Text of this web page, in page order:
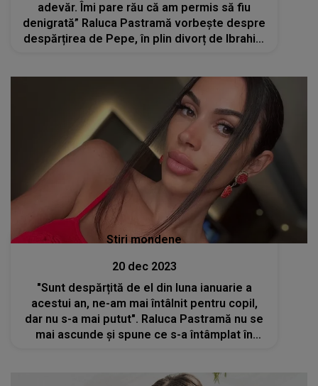
adevăr. Îmi pare rău că am permis să fiu
denigrată” Raluca Pastramă vorbește despre
despărțirea de Pepe, în plin divorț de Ibrahim
Stiri mondene
20 dec 2023
"Sunt despărțită de el din luna ianuarie a
acestui an, ne-am mai întâlnit pentru copil,
dar nu s-a mai putut". Raluca Pastramă nu se
mai ascunde și spune ce s-a întâmplat în